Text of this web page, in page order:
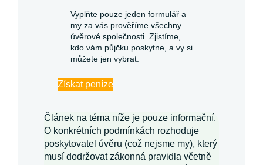
Vyplňte pouze jeden formulář a
my za vás prověříme všechny
úvěrové společnosti. Zjistíme,
kdo vám půjčku poskytne, a vy si
můžete jen vybrat.
Získat peníze
Článek na téma níže je pouze informační.
O konkrétních podmínkách rozhoduje
poskytovatel úvěru (což nejsme my), který
musí dodržovat zákonná pravidla včetně